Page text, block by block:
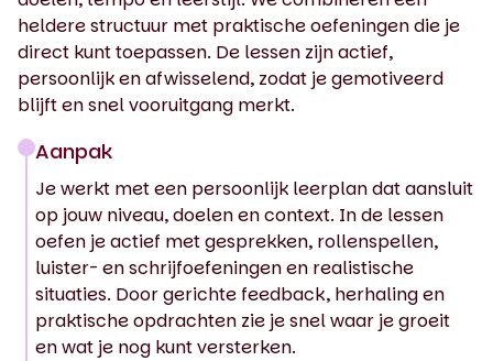
heldere structuur met praktische oefeningen die je
direct kunt toepassen. De lessen zijn actief,
persoonlijk en afwisselend, zodat je gemotiveerd
blijft en snel vooruitgang merkt.
Aanpak
Je werkt met een persoonlijk leerplan dat aansluit
op jouw niveau, doelen en context. In de lessen
oefen je actief met gesprekken, rollenspellen,
luister- en schrijfoefeningen en realistische
situaties. Door gerichte feedback, herhaling en
praktische opdrachten zie je snel waar je groeit
en wat je nog kunt versterken.